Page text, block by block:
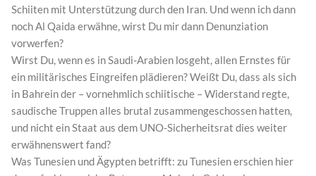
Schiiten mit Unterstützung durch den Iran. Und wenn ich dann
noch Al Qaida erwähne, wirst Du mir dann Denunziation
vorwerfen?
Wirst Du, wenn es in Saudi-Arabien losgeht, allen Ernstes für
ein militärisches Eingreifen plädieren? Weißt Du, dass als sich
in Bahrein der – vornehmlich schiitische – Widerstand regte,
saudische Truppen alles brutal zusammengeschossen hatten,
und nicht ein Staat aus dem UNO-Sicherheitsrat dies weiter
erwähnenswert fand?
Was Tunesien und Ägypten betrifft: zu Tunesien erschien hier